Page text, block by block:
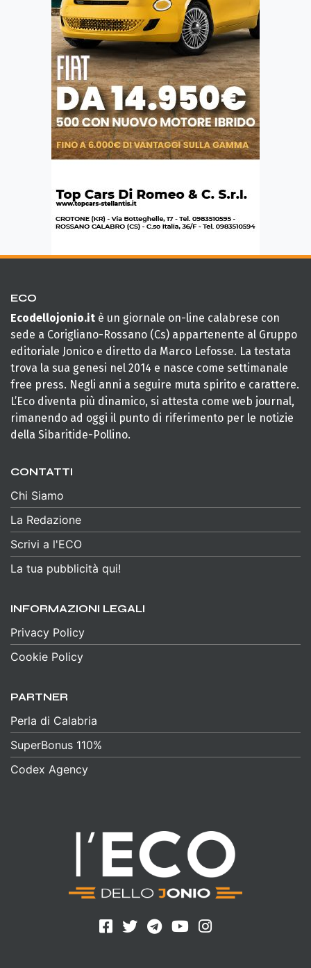
ECO
Ecodellojonio.it è un giornale on-line calabrese con
sede a Corigliano-Rossano (Cs) appartenente al Gruppo
editoriale Jonico e diretto da Marco Lefosse. La testata
trova la sua genesi nel 2014 e nasce come settimanale
free press. Negli anni a seguire muta spirito e carattere.
L’Eco diventa più dinamico, si attesta come web journal,
rimanendo ad oggi il punto di riferimento per le notizie
della Sibaritide-Pollino.
CONTATTI
Chi Siamo
La Redazione
Scrivi a l'ECO
La tua pubblicità qui!
INFORMAZIONI LEGALI
Privacy Policy
Cookie Policy
PARTNER
Perla di Calabria
SuperBonus 110%
Codex Agency